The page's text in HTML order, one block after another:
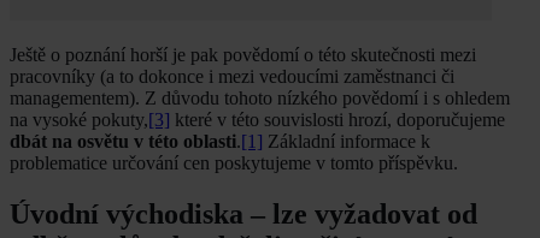
Ještě o poznání horší je pak povědomí o této skutečnosti mezi
pracovníky (a to dokonce i mezi vedoucími zaměstnanci či
managementem). Z důvodu tohoto nízkého povědomí i s ohledem
na vysoké pokuty,[3] které v této souvislosti hrozí, doporučujeme
dbát na osvětu v této oblasti.[1] Základní informace k
problematice určování cen poskytujeme v tomto příspěvku.
Úvodní východiska – lze vyžadovat od